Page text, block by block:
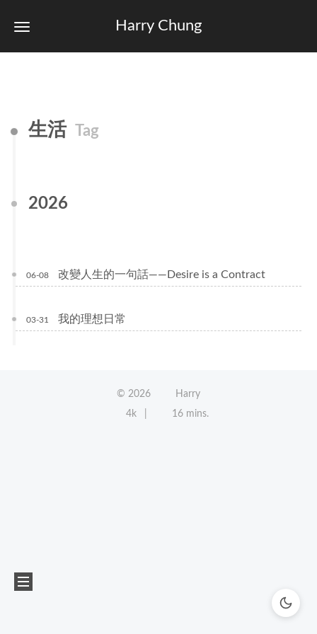
Harry Chung
生活 Tag
2026
06-08 改變人生的一句話——Desire is a Contract
03-31 我的理想日常
© 2026
Harry
4k
16 mins.